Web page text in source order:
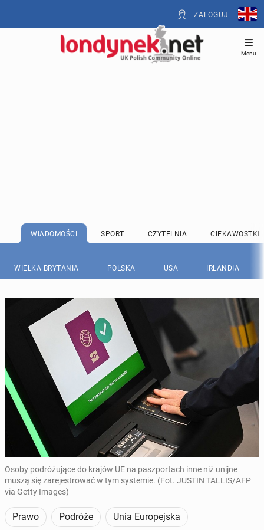
ZALOGUJ
Menu
WIADOMOŚCI SPORT CZYTELNIA CIEKAWOSTKI
WIELKA BRYTANIA POLSKA USA IRLANDIA
Osoby podróżujące do krajów UE na paszportach inne niż unijne
muszą się zarejestrować w tym systemie. (Fot. JUSTIN TALLIS/AFP
via Getty Images)
Prawo Podróże Unia Europejska